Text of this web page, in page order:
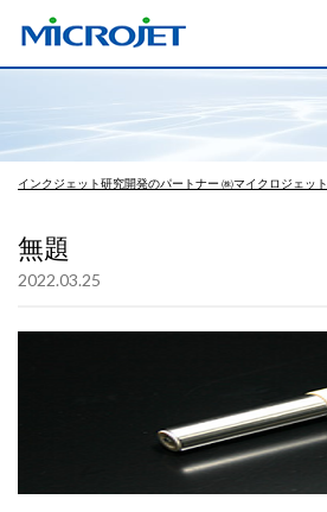
インクジェット研究開発のパートナー ㈱マイクロジェット
無題
2022.03.25